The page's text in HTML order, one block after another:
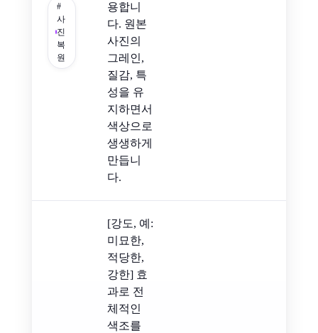
#
사
진
복
원
용합니
다. 원본
사진의
그레인,
질감, 특
성을 유
지하면서
색상으로
생생하게
만듭니
다.
[강도, 예:
미묘한,
적당한,
강한] 효
과로 전
체적인
색조를